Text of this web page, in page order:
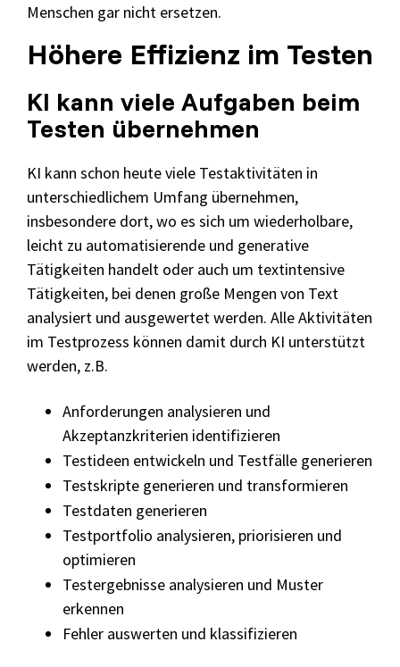
Menschen gar nicht ersetzen.
Höhere Effizienz im Testen
KI kann viele Aufgaben beim
Testen übernehmen
KI kann schon heute viele Testaktivitäten in
unterschiedlichem Umfang übernehmen,
insbesondere dort, wo es sich um wiederholbare,
leicht zu automatisierende und generative
Tätigkeiten handelt oder auch um textintensive
Tätigkeiten, bei denen große Mengen von Text
analysiert und ausgewertet werden. Alle Aktivitäten
im Testprozess können damit durch KI unterstützt
werden, z.B.
Anforderungen analysieren und
Akzeptanzkriterien identifizieren
Testideen entwickeln und Testfälle generieren
Testskripte generieren und transformieren
Testdaten generieren
Testportfolio analysieren, priorisieren und
optimieren
Testergebnisse analysieren und Muster
erkennen
Fehler auswerten und klassifizieren